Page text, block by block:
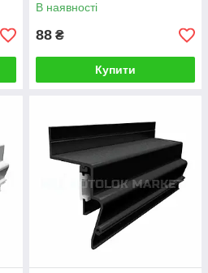
В наявності
88 ₴
Купити